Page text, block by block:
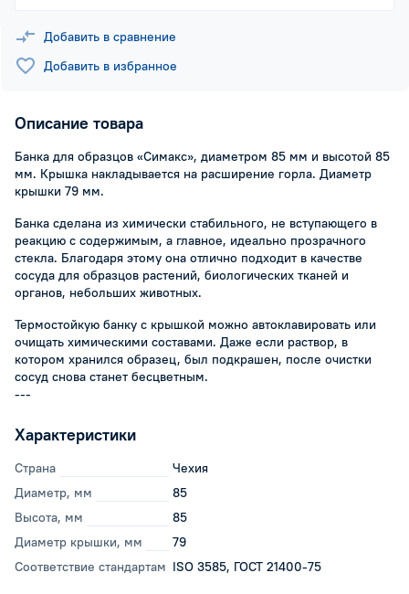
Добавить в сравнение
Добавить в избранное
Описание товара
Банка для образцов «Симакс», диаметром 85 мм и высотой 85
мм. Крышка накладывается на расширение горла. Диаметр
крышки 79 мм.
Банка сделана из химически стабильного, не вступающего в
реакцию с содержимым, а главное, идеально прозрачного
стекла. Благодаря этому она отлично подходит в качестве
сосуда для образцов растений, биологических тканей и
органов, небольших животных.
Термостойкую банку с крышкой можно автоклавировать или
очищать химическими составами. Даже если раствор, в
котором хранился образец, был подкрашен, после очистки
сосуд снова станет бесцветным.
---
Характеристики
Страна
Чехия
Диаметр, мм
85
Высота, мм
85
Диаметр крышки, мм
79
Соответствие стандартам ISO 3585, ГОСТ 21400-75